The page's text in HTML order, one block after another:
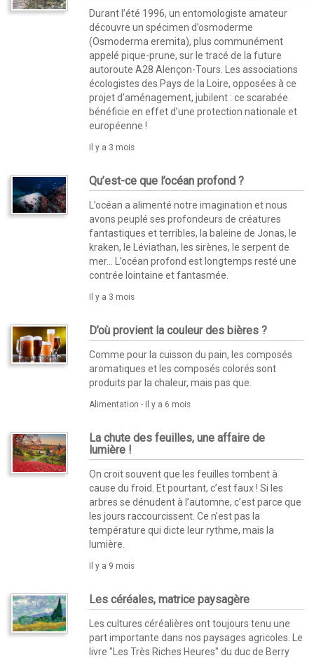
Durant l’été 1996, un entomologiste amateur
découvre un spécimen d’osmoderme
(Osmoderma eremita), plus communément
appelé pique-prune, sur le tracé de la future
autoroute A28 Alençon-Tours. Les associations
écologistes des Pays de la Loire, opposées à ce
projet d’aménagement, jubilent : ce scarabée
bénéficie en effet d’une protection nationale et
européenne !
Il y a 3 mois
Qu’est-ce que l’océan profond ?
L’océan a alimenté notre imagination et nous
avons peuplé ses profondeurs de créatures
fantastiques et terribles, la baleine de Jonas, le
kraken, le Léviathan, les sirènes, le serpent de
mer… L’océan profond est longtemps resté une
contrée lointaine et fantasmée.
Il y a 3 mois
D’où provient la couleur des bières ?
Comme pour la cuisson du pain, les composés
aromatiques et les composés colorés sont
produits par la chaleur, mais pas que.
Alimentation - Il y a 6 mois
La chute des feuilles, une affaire de
lumière !
On croit souvent que les feuilles tombent à
cause du froid. Et pourtant, c’est faux ! Si les
arbres se dénudent à l’automne, c’est parce que
les jours raccourcissent. Ce n’est pas la
température qui dicte leur rythme, mais la
lumière.
Il y a 9 mois
Les céréales, matrice paysagère
Les cultures céréalières ont toujours tenu une
part importante dans nos paysages agricoles. Le
livre "Les Très Riches Heures" du duc de Berry